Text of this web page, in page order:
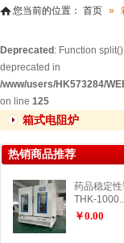
您当前的位置： 首页 »
Deprecated : Function
deprecated in
/www/users/HK573284/
on line 125
箱式电阻炉
热销商品推荐
药品稳定
THK-
￥0.00